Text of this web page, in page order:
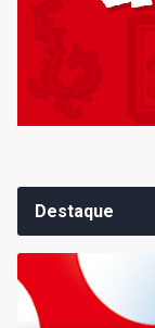
Destaque